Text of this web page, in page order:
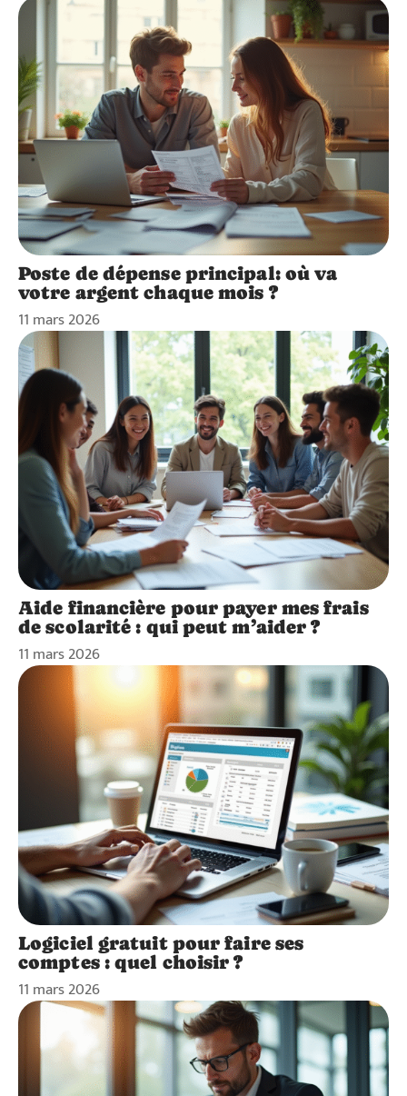
Poste de dépense principal: où va
votre argent chaque mois ?
11 mars 2026
Aide financière pour payer mes frais
de scolarité : qui peut m’aider ?
11 mars 2026
Logiciel gratuit pour faire ses
comptes : quel choisir ?
11 mars 2026